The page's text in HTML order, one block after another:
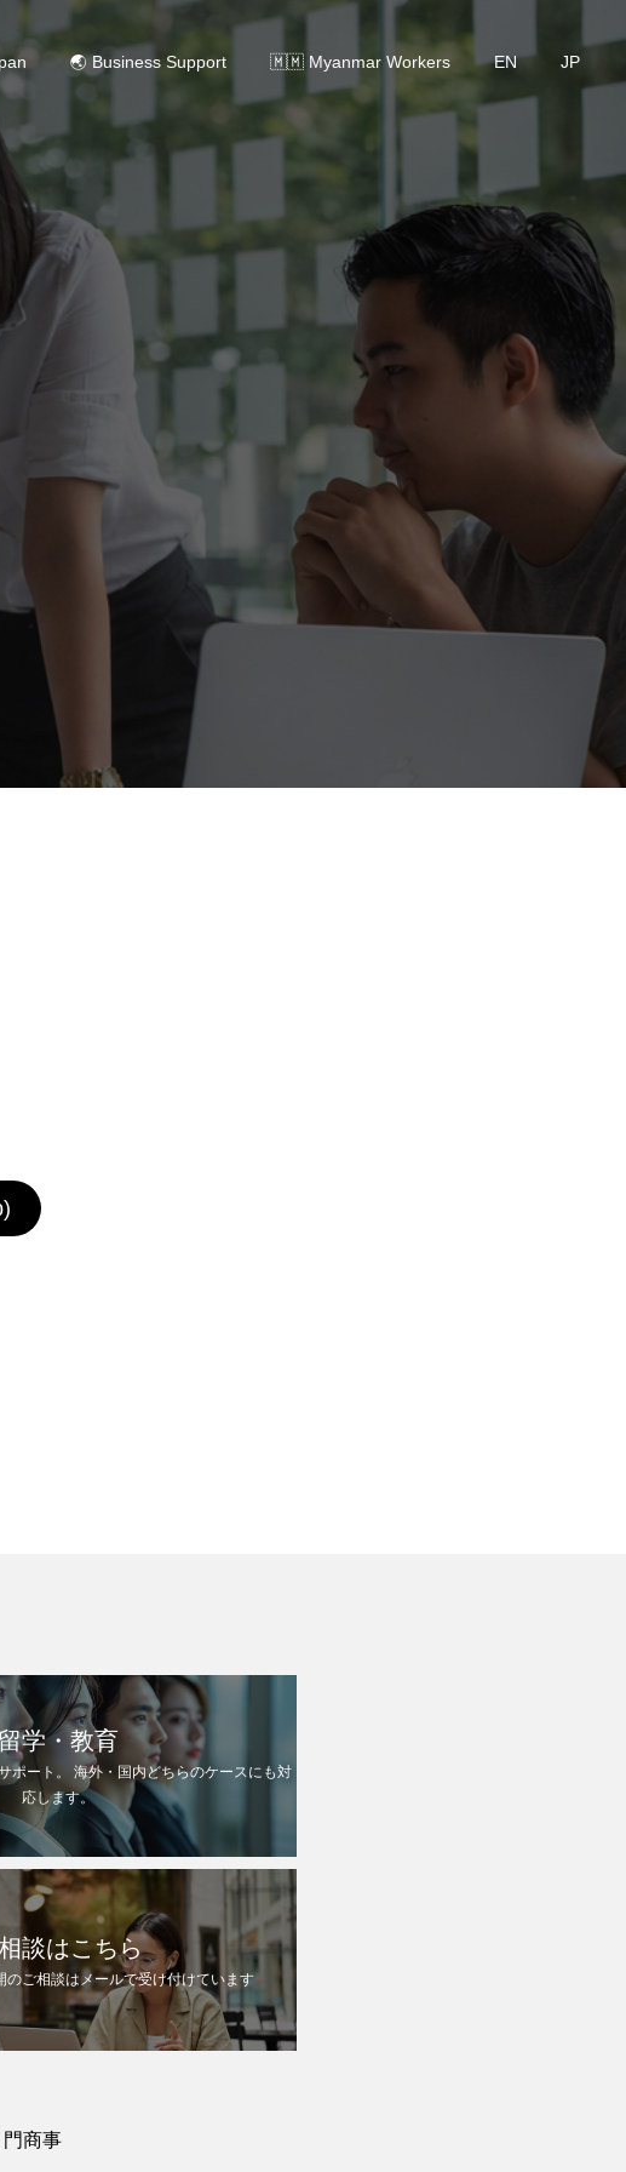
🌏 Business Support 🇲🇲 Myanmar Workers EN JP
留学・教育
ポート。 海外・国内どちらのケースにも対
応します。
談はこちら
のご相談はメールで受け付けています
商事